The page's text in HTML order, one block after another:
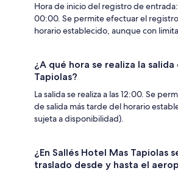
Hora de inicio del registro de
00:00. Se permite efectuar el
horario establecido, aunque con
¿A qué hora se realiza la
Tapiolas?
La salida se realiza a las 12:00. Se
de salida más tarde del horario
sujeta a disponibilidad).
¿En Sallés Hotel Mas Tapiolas
traslado desde y hasta el